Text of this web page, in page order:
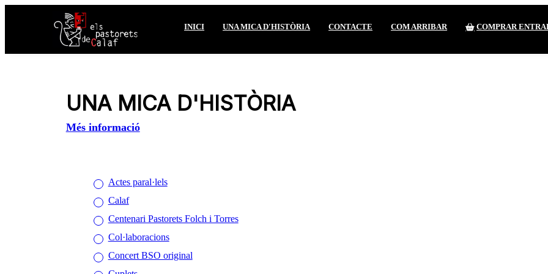
INICI UNA MICA D'HISTÒRIA CONTACTE COM ARRIBAR COMPRAR
UNA MICA D'HISTÒRIA
Més informació
Actes paral·lels
Calaf
Centenari Pastorets Folch i Torres
Col·laboracions
Concert BSO original